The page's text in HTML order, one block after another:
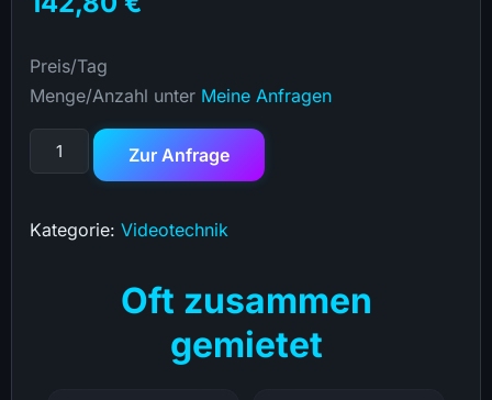
Preis/Tag
Menge/Anzahl unter Meine Anfragen
Zur Anfrage
Kategorie: Videotechnik
Oft zusammen
gemietet